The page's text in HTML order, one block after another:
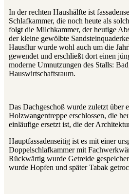
In der rechten Haushälfte ist
Schlafkammer, die noch heute als
folgt die Milchkammer, der heutige
der kleine gewölbte
Hausflur wurde wohl auch um die
gewendet und erschließt dort einen
moderne Umnutzungen des Stalls:
Hauswirtschaftsraum.
Das Dachgeschoß wurde zuletzt über
Holzwangentreppe erschlossen, die
einläufige ersetzt ist, die der
Hauptfassadenseitig ist es mit einer
Doppelschlafkammer mit
Rückwärtig wurde Getreide
wurde Hopfen und später Tabak